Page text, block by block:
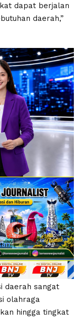
dapat berjalan
daerah,”
daerah sangat
olahraga
hingga tingkat